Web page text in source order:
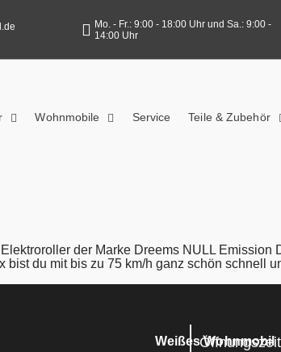
Mo. - Fr.: 9:00 - 18:00 Uhr und Sa.: 9:00 -
14:00 Uhr
Wohnmobile Service Teile & Zubehör
der Marke Dreems NULL
du mit bis zu 75 km/h ganz schön schnell